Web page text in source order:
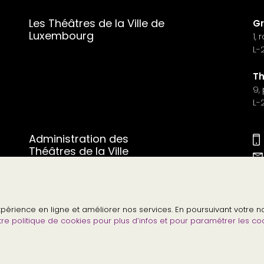
Les Théâtres de la Ville de
Luxembourg
1,
L-
9,
L-
Administration des
Théâtres de la Ville
Contact Presse
en ligne et améliorer nos services. En poursuivant votre
politique de cookies pour plus d’infos et pour paramétrer les